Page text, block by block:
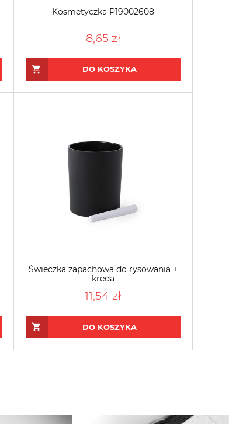
Kosmetyczka P19002608
8,65 zł
DO KOSZYKA
Świeczka zapachowa do rysowania +
kreda
11,54 zł
DO KOSZYKA